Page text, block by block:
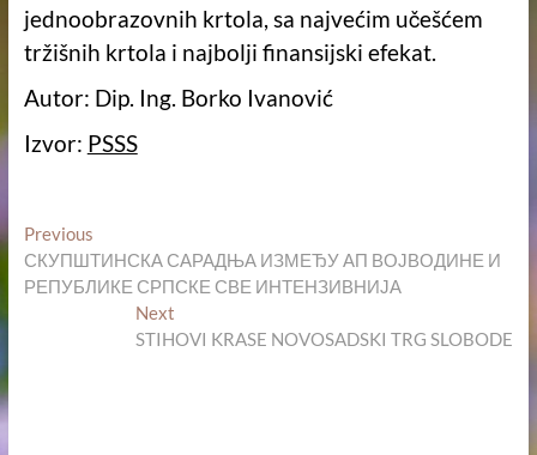
jednoobrazovnih krtola, sa najvećim učešćem
tržišnih krtola i najbolji finansijski efekat.
Autor: Dip. Ing. Borko Ivanović
Izvor: PSSS
Кретање
чланка
PreviousPrevious
post:
СКУПШТИНСКА САРАДЊА ИЗМЕЂУ АП ВОЈВОДИНЕ И
РЕПУБЛИКЕ СРПСКЕ СВЕ ИНТЕНЗИВНИЈА
Next
post:
STIHOVI KRASE NOVOSADSKI TRG SLOBODE